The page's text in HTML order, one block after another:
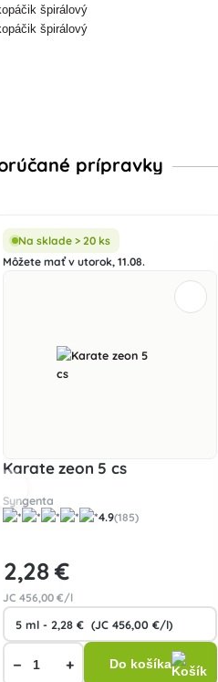
prípravky
Na sklade > 20 ks
Môžete mať v utorok, 11.08.
Karate zeon 5 cs
Syngenta
4.9(185)
2,28 €
JC456,00 €/l
− + Do košíka